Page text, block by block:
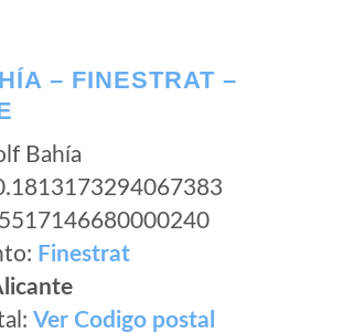
– FINESTRAT –
Bahía
Finestrat
Ver Codigo postal